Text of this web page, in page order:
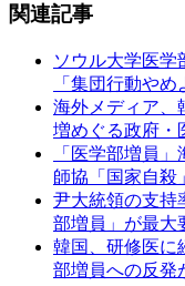
関連記事
ソウル大学医
「集団行動やめ
海外メディア、
増めぐる政府・
「医学部増員
師協「国家自殺」
尹大統領の支
部増員」が最大
韓国、研修医
部増員への反発